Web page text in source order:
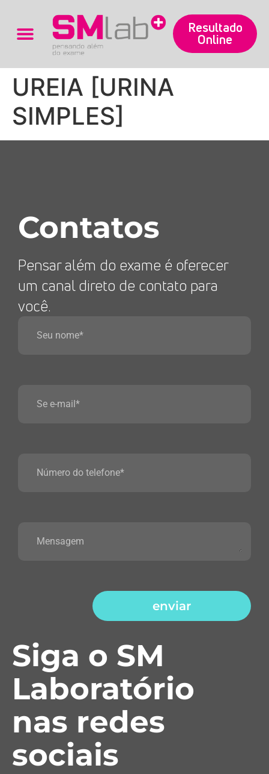
Resultado
Online
UREIA [URINA
SIMPLES]
Contatos
Pensar além do exame é oferecer
um canal direto de contato para
você.
enviar
Siga o SM
Laboratório
nas redes
sociais